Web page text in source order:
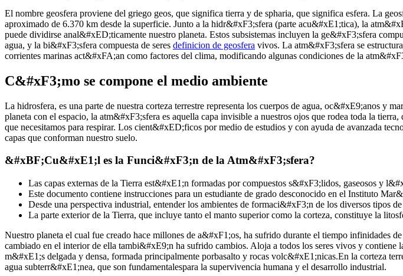
El nombre geosfera proviene del griego geos, que significa tierra y de spharia, que significa esfera. La
aproximado de 6.370 km desde la superficie. Junto a la hidr&#xF3;sfera (parte acu&#xE1;tica), la
puede dividirse anal&#xED;ticamente nuestro planeta. Estos subsistemas incluyen la ge&#xF3;sfera
agua, y la bi&#xF3;sfera compuesta de seres definicion de geosfera vivos. La atm&#xF3;sfera se
corrientes marinas act&#xFA;an como factores del clima, modificando algunas condiciones de la
C&#xF3;mo se compone el medio ambiente
La hidrosfera, es una parte de nuestra corteza terrestre representa los cuerpos de agua, oc&#xE9;anos y
planeta con el espacio, la atm&#xF3;sfera es aquella capa invisible a nuestros ojos que rodea toda la
que necesitamos para respirar. Los cient&#xED;ficos por medio de estudios y con ayuda de avanzada
capas que conforman nuestro suelo.
&#xBF;Cu&#xE1;l es la Funci&#xF3;n de la Atm&#xF3;sfera?
Las capas externas de la Tierra est&#xE1;n formadas por compuestos s&#xF3;lidos, gaseosos y
Este documento contiene instrucciones para un estudiante de grado desconocido en el Instituto
Desde una perspectiva industrial, entender los ambientes de formaci&#xF3;n de los diversos tipos
La parte exterior de la Tierra, que incluye tanto el manto superior como la corteza, constituye la
Nuestro planeta el cual fue creado hace millones de a&#xF1;os, ha sufrido durante el tiempo infinidades
cambiado en el interior de ella tambi&#xE9;n ha sufrido cambios. Aloja a todos los seres vivos y
m&#xE1;s delgada y densa, formada principalmente porbasalto y rocas volc&#xE1;nicas.En la corteza
agua subterr&#xE1;nea, que son fundamentalespara la supervivencia humana y el desarrollo industrial.